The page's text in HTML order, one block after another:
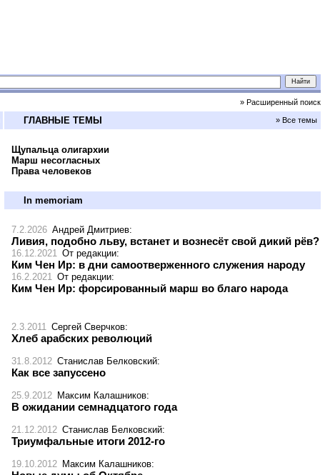
» Расширенный поиск
ГЛАВНЫЕ ТЕМЫ » Все темы
Щупальца олигархии
Марш несогласных
Права человеков
In memoriam
7.2.2026 Андрей Дмитриев:
Ливия, подобно льву, встанет и вознесёт свой дикий рёв?
16.12.2021 От редакции:
Ким Чен Ир: в дни самоотверженного служения народу
16.2.2021 От редакции:
Ким Чен Ир: форсированный марш во благо народа
2.3.2011 Сергей Сверчков:
Хлеб арабских революций
31.8.2012 Станислав Белковский:
Как все запуссено
25.9.2012 Максим Калашников:
В ожидании семнадцатого года
21.12.2012 Станислав Белковский:
Триумфальные итоги 2012-го
19.10.2012 Максим Калашников: